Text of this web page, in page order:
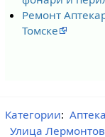
Ремонт
Томске
Категории:
Улица